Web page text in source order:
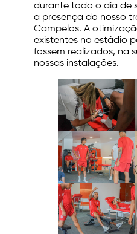
durante todo o dia de
a presença do nosso
Campelos. A
existentes no estádio
fossem realizados, na
nossas instalações.